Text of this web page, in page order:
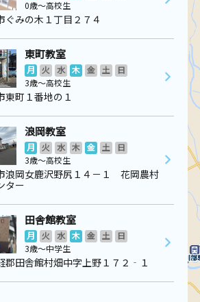
0歳～高校生
ぐみの木１丁目２７４
東町教室
月 火 水 木 金 土
日
3歳～高校生
東町１番地の１
浪岡教室
月 火 水 木 金 土
日
3歳～高校生
浪岡女鹿沢野尻１４－１ 花岡農村
ター
田舎館教室
月 火 水 木 金 土
日
3歳～中学生
郡田舎館村畑中字上野１７２‐１